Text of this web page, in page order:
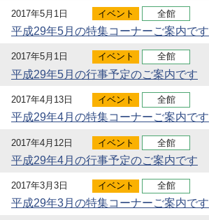
2017年5月1日 イベント 全館
平成29年5月の特集コーナーご案内です
2017年5月1日 イベント 全館
平成29年5月の行事予定のご案内です
2017年4月13日 イベント 全館
平成29年4月の特集コーナーご案内です
2017年4月12日 イベント 全館
平成29年4月の行事予定のご案内です
2017年3月3日 イベント 全館
平成29年3月の特集コーナーご案内です